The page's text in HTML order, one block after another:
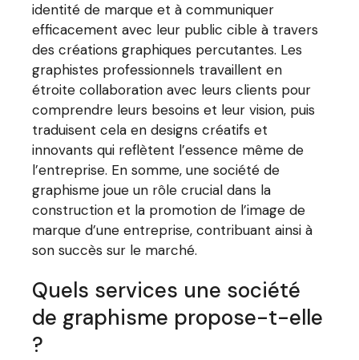
identité de marque et à communiquer
efficacement avec leur public cible à travers
des créations graphiques percutantes. Les
graphistes professionnels travaillent en
étroite collaboration avec leurs clients pour
comprendre leurs besoins et leur vision, puis
traduisent cela en designs créatifs et
innovants qui reflètent l’essence même de
l’entreprise. En somme, une société de
graphisme joue un rôle crucial dans la
construction et la promotion de l’image de
marque d’une entreprise, contribuant ainsi à
son succès sur le marché.
Quels services une société
de graphisme propose-t-elle
?